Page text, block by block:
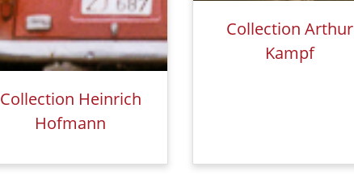
Collection Heinrich
Hofmann
Collection Arthur
Kampf